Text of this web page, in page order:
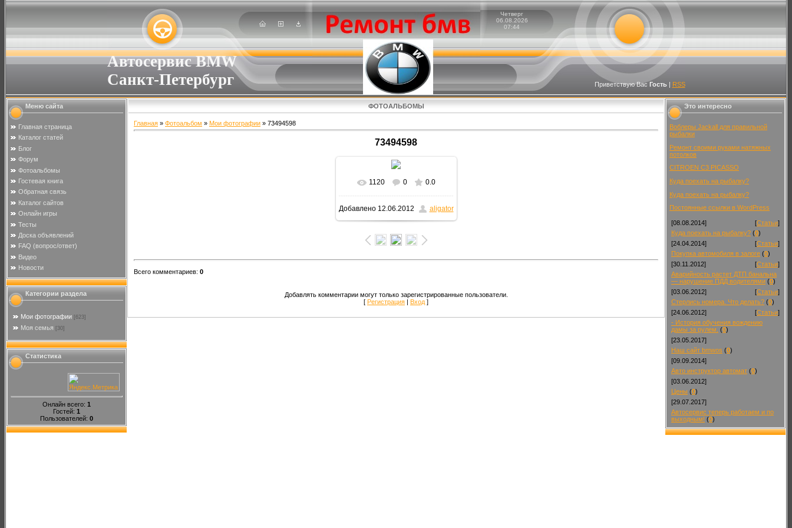
Автосервис BMW
Санкт-Петербург
Четверг
06.08.2026
07:44
Приветствую Вас Гость| RSS
Меню сайта
Главная страница
Каталог статей
Блог
Форум
Фотоальбомы
Гостевая книга
Обратная связь
Каталог сайтов
Онлайн игры
Тесты
Доска объявлений
FAQ (вопрос/ответ)
Видео
Новости
Категории раздела
Мои фотографии [623]
Моя семья [30]
Статистика
Онлайн всего: 1
Гостей: 1
Пользователей: 0
ФОТОАЛЬБОМЫ
Главная » Фотоальбом » Мои фотографии » 73494598
73494598
В реальном размере
1600x900/ 303.6Kb
1120 0 0.0
Добавлено12.06.2012 aligator
Всего комментариев: 0
Добавлять комментарии могут только зарегистрированные пользователи.
[ Регистрация | Вход ]
Это интересно
Воблеры Jackall для правильной
рыбалки
Ремонт своими руками натяжных
потолков
CITROEN C3 PICASSO
Куда поехать на рыбалку?
Куда поехать на рыбалку?
Постоянные ссылки в WordPress
[08.08.2014] [Статьи]
Куда поехать на рыбалку? (0)
[24.04.2014]
[Статьи]
Покупка автомобиля в залоге (0)
[30.11.2012]
[Статьи]
Аварийность растет ДТП банальна
— нарушение ПДД водителями (0)
[03.06.2012]
[Статьи]
Стерлись номера. Что делать? (0)
[24.06.2012]
[Статьи]
- История обучения вождению
дамы за рулем. (0)
[23.05.2017]
Наш сайт bmwos (0)
[09.09.2014]
Авто инструктор автомат (0)
[03.06.2012]
Цены (0)
[29.07.2017]
Автосервис теперь работаем и по
выходным! (0)